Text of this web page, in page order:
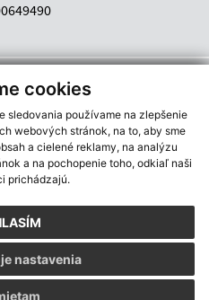
cookies
sledovania používame na zlepšenie
webových stránok, na to, aby sme
a cielené reklamy, na analýzu
a na pochopenie toho, odkiaľ naši
prichádzajú.
nastavenia